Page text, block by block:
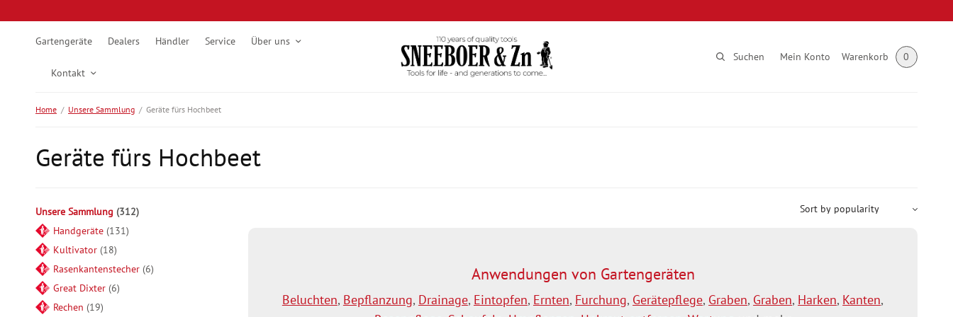
Gartengeräte Dealers Händler Service Über uns
Kontakt
Suchen Mein Konto Warenkorb 0
Home / Unsere Sammlung / Geräte fürs Hochbeet
Geräte fürs Hochbeet
Unsere Sammlung 312
Handgeräte 131
Kultivator 18
Rasenkantenstecher 6
Great Dixter 6
Rechen 19
Anwendungen von Gartengeräten
Beluchten, Bepflanzung, Drainage, Eintopfen, Ernten, Furchung, Gerätepflege, Graben, Graben, Harken, Kanten,